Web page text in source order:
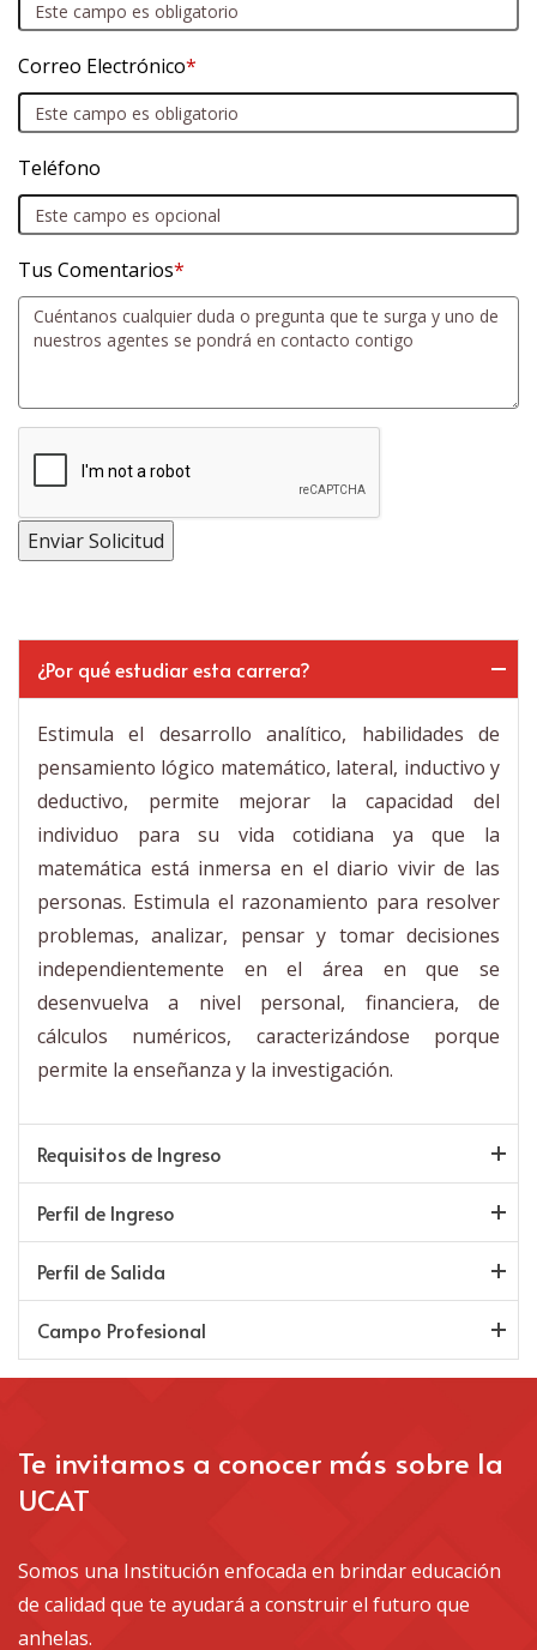
Correo Electrónico*
Teléfono
Tus Comentarios*
¿Por qué estudiar esta carrera?
Estimula el desarrollo analítico, habilidades de
pensamiento lógico matemático, lateral, inductivo y
deductivo, permite mejorar la capacidad del
individuo para su vida cotidiana ya que la
matemática está inmersa en el diario vivir de las
personas. Estimula el razonamiento para resolver
problemas, analizar, pensar y tomar decisiones
independientemente en el área en que se
desenvuelva a nivel personal, financiera, de
cálculos numéricos, caracterizándose porque
permite la enseñanza y la investigación.
Requisitos de Ingreso
Perfil de Ingreso
Perfil de Salida
Campo Profesional
Te invitamos a conocer más sobre la
UCAT
Somos una Institución enfocada en brindar educación
de calidad que te ayudará a construir el futuro que
anhelas.